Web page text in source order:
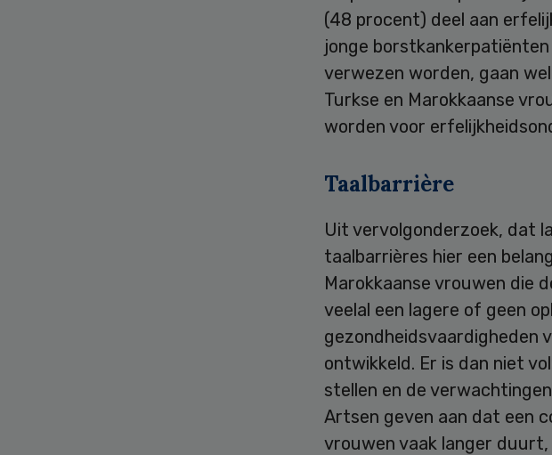
(48 procent) deel aan
jonge
verwezen worden, gaan
Turkse en Marokkaanse
worden voor
Taalbarrière
Uit vervolgonderzoek, dat
taalbarrières hier een
Marokkaanse vrouwen die
veelal een lagere of geen
gezondheidsvaardigheden
ontwikkeld. Er is dan niet
stellen en de
Artsen geven aan dat een
vrouwen vaak langer